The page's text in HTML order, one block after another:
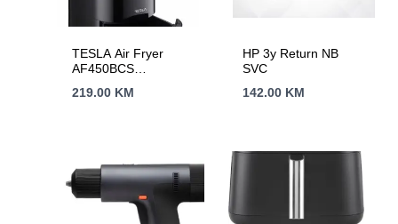
TESLA Air Fryer
AF450BCS
Snaga 1500W
219.00 KM
HP 3y Return NB
SVC
142.00 KM